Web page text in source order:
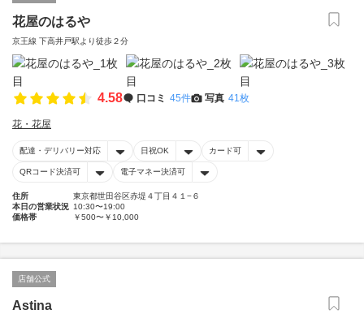
花屋のはるや
京王線 下高井戸駅より徒歩２分
4.58 口コミ 45件 写真 41枚
花・花屋
配達・デリバリー対応 日祝OK カード可
QRコード決済可 電子マネー決済可
住所
東京都世田谷区赤堤４丁目４１−６
本日の営業状況 10:30〜19:00
価格帯
￥500〜￥10,000
店舗公式
Astina